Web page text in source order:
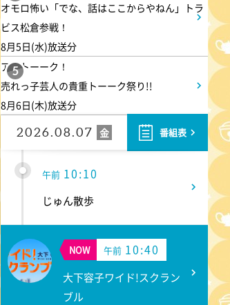
オモロ怖い「でな、話はここからやねん」トラ
ビス松倉参戦！
8月5日(水)放送分
5
アメトーーク！
売れっ子芸人の貴重トーーク祭り!!
8月6日(木)放送分
2026.08.07 金 番組表
羽鳥慎一モーニングショー
午前 9:55
有働由美子の健康案内人! 夏
こそ気をつけたい腰痛!ぎっく
り腰の予防&対策
午前 10:10
じゅん散歩
NOW 午前 10:40
大下容子ワイド!スクラン
ブル